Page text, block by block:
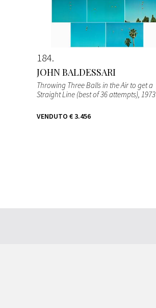
184
JOHN BALDESSARI
Throwing Three Balls in the Air to get a
Straight Line (best of 36 attempts), 1973
VENDUTO € 3.456